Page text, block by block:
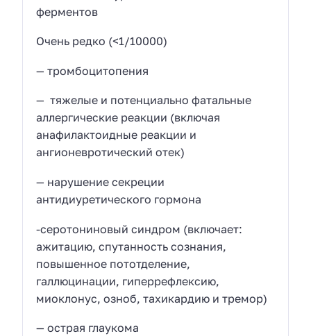
ферментов
Очень редко (<1/10000)
— тромбоцитопения
— тяжелые и потенциально фатальные
аллергические реакции (включая
анафилактоидные реакции и
ангионевротический отек)
— нарушение секреции
антидиуретического гормона
-серотониновый синдром (включает:
ажитацию, спутанность сознания,
повышенное пототделение,
галлюцинации, гиперрефлексию,
миоклонус, озноб, тахикардию и тремор)
— острая глаукома